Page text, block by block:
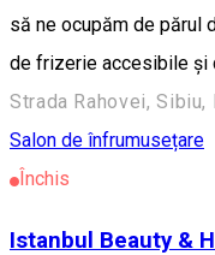
să ne ocupăm de părul
de frizerie accesibile și
Strada Rahovei, Sibiu,
Salon de înfrumusețare
Închis
Istanbul Beauty &